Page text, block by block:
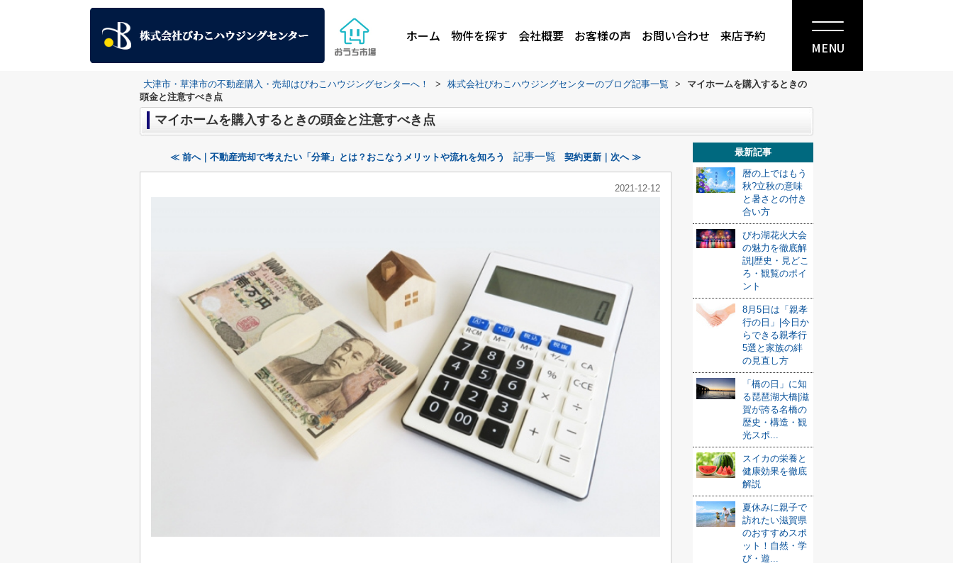
ホーム 物件を探す 会社概要 お客様の声 お問い合わせ 来店予約
MENU
大津市・草津市の不動産購入・売却はびわこハウジングセンターへ！ > 株式会社びわこハウジングセンターのブログ記事一覧 >
マイホームを購入するときの
頭金と注意すべき点
マイホームを購入するときの頭金と注意すべき点
≪ 前へ｜不動産売却で考えたい「分筆」とは？おこなうメリットや流れを知ろう 記事一覧 契約更新｜次へ ≫
2021-12-12
最新記事
暦の上ではもう
秋?立秋の意味
と暑さとの付き
合い方
びわ湖花火大会
の魅力を徹底解
説|歴史・見どこ
ろ・観覧のポイ
ント
8月5日は「親孝
行の日」|今日か
らできる親孝行
5選と家族の絆
の見直し方
「橋の日」に知
る琵琶湖大橋|滋
賀が誇る名橋の
歴史・構造・観
光スポ...
スイカの栄養と
健康効果を徹底
解説
夏休みに親子で
訪れたい滋賀県
のおすすめスポ
ット！自然・学
び・遊...